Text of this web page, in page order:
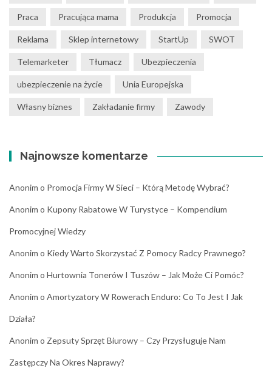
Praca Pracująca mama Produkcja Promocja
Reklama Sklep internetowy StartUp SWOT
Telemarketer Tłumacz Ubezpieczenia
ubezpieczenie na życie Unia Europejska
Własny biznes Zakładanie firmy Zawody
Najnowsze komentarze
Anonim o Promocja Firmy W Sieci – Którą Metodę Wybrać?
Anonim o Kupony Rabatowe W Turystyce – Kompendium
Promocyjnej Wiedzy
Anonim o Kiedy Warto Skorzystać Z Pomocy Radcy Prawnego?
Anonim o Hurtownia Tonerów I Tuszów – Jak Może Ci Pomóc?
Anonim o Amortyzatory W Rowerach Enduro: Co To Jest I Jak
Działa?
Anonim o Zepsuty Sprzęt Biurowy – Czy Przysługuje Nam
Zastępczy Na Okres Naprawy?